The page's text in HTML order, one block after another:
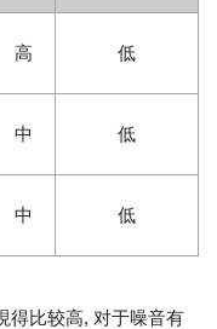
高 低
中 低
中 低
得比较高, 对于噪音有